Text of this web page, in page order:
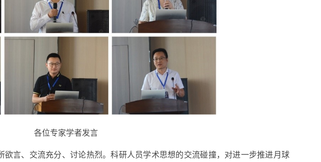
各位专家学者发言
言、交流充分、讨论热烈。科研人员学术思想的交流碰撞，对进一步推进月球